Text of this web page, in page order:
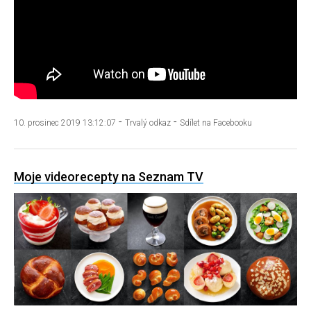
10. prosinec 2019 13:12:07 - Trvalý odkaz - Sdílet na Facebooku
Moje videorecepty na Seznam TV